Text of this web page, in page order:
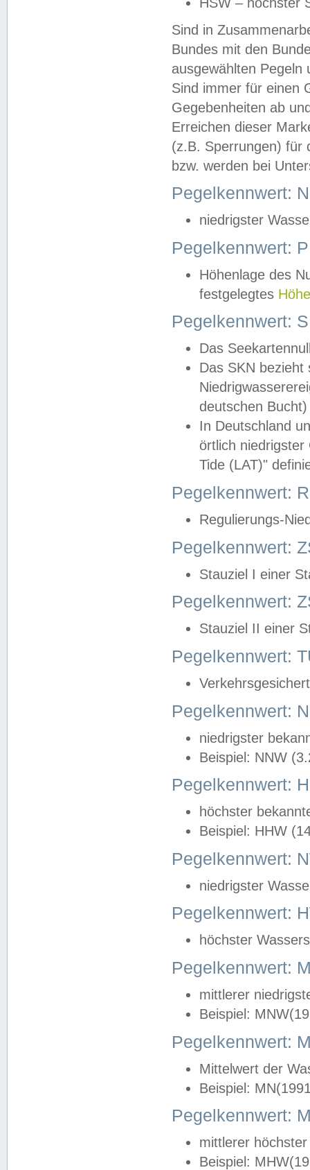
Sind in
Bundes mit den
ausgewählten
Sind immer für einen
Gegebenheiten ab
Erreichen dieser
(z.B. Sperrungen) für
bzw. werden bei
Pegelkennwert:
niedrigster
Pegelkennwert:
Höhenlage des
festgelegtes
Pegelkennwert:
Das
Das SKN
deutschen
In Deutschland
örtlich
Tide (LAT)"
Pegelkennwert:
Regulierungs-
Pegelkennwert:
Stauziel I einer
Pegelkennwert:
Stauziel II einer
Pegelkennwert:
Pegelkennwert:
niedrigster
Beispiel: NNW
Pegelkennwert:
höchster
Beispiel: HHW
Pegelkennwert:
niedrigster
Pegelkennwert:
höchster
Pegelkennwert:
mittlerer
Beispiel:
Pegelkennwert:
Mittelwert der
Beispiel:
Pegelkennwert:
mittlerer
Beispiel: